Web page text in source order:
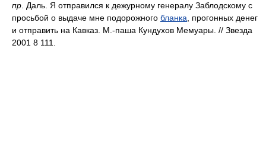
пр . Даль. Я отправился к дежурному генералу Заблодскому с
просьбой о выдаче мне подорожного бланка , прогонных денег
и отправить на Кавказ. М.-паша Кундухов Мемуары. // Звезда
2001 8 111.